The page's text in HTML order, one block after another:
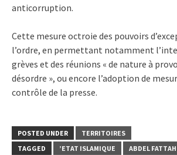
anticorruption.
Cette mesure octroie des pouvoirs
l’ordre, en permettant notamment
grèves et des réunions « de nature à
désordre », ou encore l’adoption de
contrôle de la presse.
POSTED UNDER
TERRITOIRES
TAGGED
’ETAT ISLAMIQUE
ABDEL